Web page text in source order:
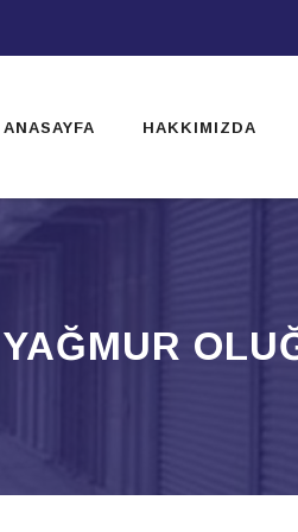
ANASAYFA HAKKIMIZDA
YAĞMUR